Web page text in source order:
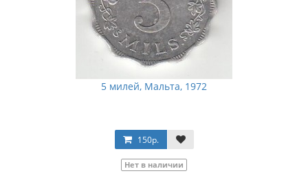
5 милей, Мальта, 1972
150р.
Нет в наличии